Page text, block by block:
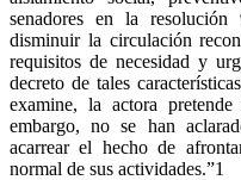
senadores en la
disminuir la circulación
requisitos de necesidad y
decreto de tales
examine, la actora
embargo, no se han
acarrear el hecho de
normal de sus actividades.”1